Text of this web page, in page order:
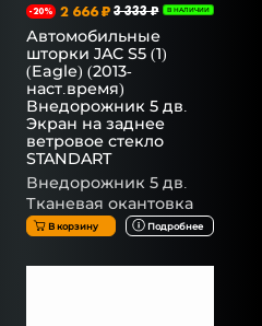
-20% 2 666 ₽ 3 333 ₽ В НАЛИЧИИ
Автомобильные
шторки JAC S5 (1)
(Eagle) (2013-
наст.время)
Внедорожник 5 дв.
Экран на заднее
ветровое стекло
STANDART
Внедорожник 5 дв.
Тканевая окантовка
В корзину Подробнее